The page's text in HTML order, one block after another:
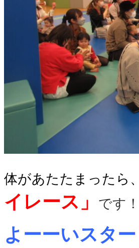
体があたたまったら
イ レース」 です！
よーーいスター